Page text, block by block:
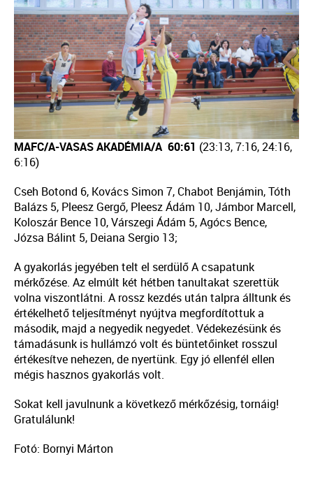
MAFC/A-VASAS AKADÉMIA/A 60:61 (23:13, 7:16, 24:16,
6:16)
Cseh Botond 6, Kovács Simon 7, Chabot Benjámin, Tóth
Balázs 5, Pleesz Gergő, Pleesz Ádám 10, Jámbor Marcell,
Koloszár Bence 10, Várszegi Ádám 5, Agócs Bence,
Józsa Bálint 5, Deiana Sergio 13;
A gyakorlás jegyében telt el serdülő A csapatunk
mérkőzése. Az elmúlt két hétben tanultakat szerettük
volna viszontlátni. A rossz kezdés után talpra álltunk és
értékelhető teljesítményt nyújtva megfordítottuk a
második, majd a negyedik negyedet. Védekezésünk és
támadásunk is hullámzó volt és büntetőinket rosszul
értékesítve nehezen, de nyertünk. Egy jó ellenfél ellen
mégis hasznos gyakorlás volt.
Sokat kell javulnunk a következő mérkőzésig, tornáig!
Gratulálunk!
Fotó: Bornyi Márton